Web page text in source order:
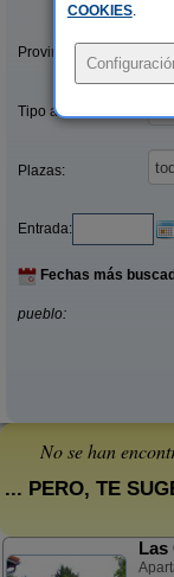
Provincias/Islas:
Tipo alquiler:
Plazas:
Entrada:
Fechas más
pueblo:
No se han
... PERO, TE
Las
COOKIES.